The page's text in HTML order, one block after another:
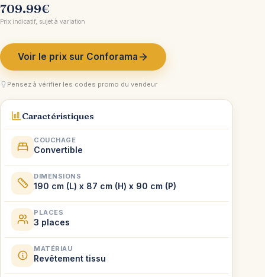
709.99€
Prix indicatif, sujet à variation
Voir le prix sur Conforama
Pensez à vérifier les codes promo du vendeur
Caractéristiques
COUCHAGE
Convertible
DIMENSIONS
190 cm (L) x 87 cm (H) x 90 cm (P)
PLACES
3 places
MATÉRIAU
Revêtement tissu